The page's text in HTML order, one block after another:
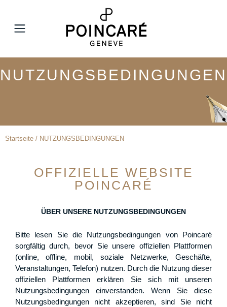
NUTZUNGSBEDINGUNGEN
Startseite / NUTZUNGSBEDINGUNGEN
OFFIZIELLE WEBSITE
POINCARÉ
ÜBER UNSERE NUTZUNGSBEDINGUNGEN
Bitte lesen Sie die Nutzungsbedingungen von Poincaré
sorgfältig durch, bevor Sie unsere offiziellen Plattformen
(online, offline, mobil, soziale Netzwerke, Geschäfte,
Veranstaltungen, Telefon) nutzen. Durch die Nutzung dieser
offiziellen Plattformen erklären Sie sich mit unseren
Nutzungsbedingungen einverstanden. Wenn Sie diese
Nutzungsbedingungen nicht akzeptieren, sind Sie nicht